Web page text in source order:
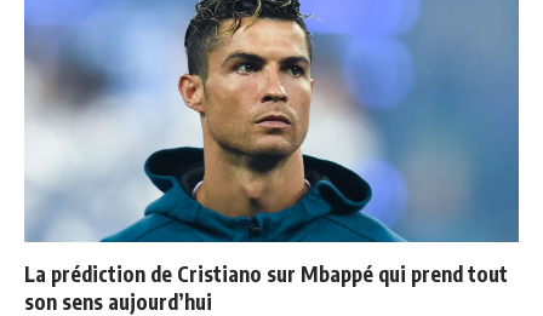
La prédiction de Cristiano sur Mbappé qui prend tout
son sens aujourd’hui